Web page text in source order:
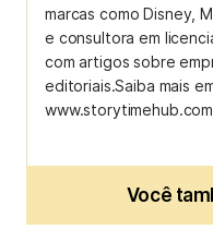
marcas como Disney,
e consultora em
com artigos sobre
editoriais.Saiba mais
www.storytimehub.com
Você